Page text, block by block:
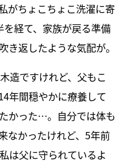
がちょこちょこ洗濯に寄
経て、家族が戻る準備
き返したような気配が。
造ですけれど、父もこ
年間穏やかに療養して
かった…。自分では体も
なかったけれど、5年前
は父に守られているよ